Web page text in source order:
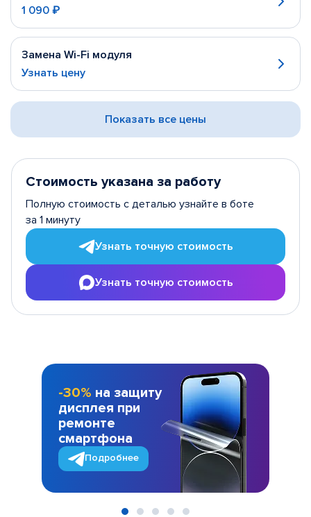
1 090 ₽
Замена Wi-Fi модуля
Узнать цену
Показать все цены
Стоимость указана за работу
Полную стоимость с деталью узнайте в боте
за 1 минуту
Узнать точную стоимость
Узнать точную стоимость
-30% на защиту
дисплея при
ремонте
смартфона
Подробнее